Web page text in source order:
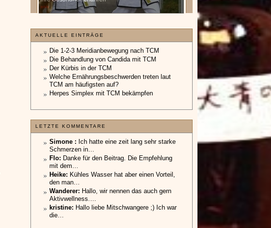
»»»
Geschenkgutschein.
»»»
AKTUELLE EINTRÄGE
Die 1-2-3 Meridianbewegung nach TCM
Die Behandlung von Candida mit TCM
Der Kürbis in der TCM
Welche Ernährungsbeschwerden treten laut
TCM am häufigsten auf?
Herpes Simplex mit TCM bekämpfen
LETZTE KOMMENTARE
Simone : Ich hatte eine zeit lang sehr starke
Schmerzen in…
Flo: Danke für den Beitrag. Die Empfehlung
mit dem…
Heike: Kühles Wasser hat aber einen Vorteil,
den man…
Wanderer: Hallo, wir nennen das auch gern
Aktivwellness.…
kristine: Hallo liebe Mitschwangere ;) Ich war
die…